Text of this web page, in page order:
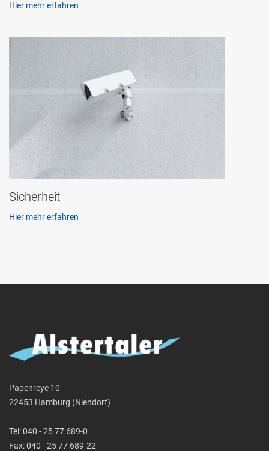
Hier mehr erfahren
Sicherheit
Hier mehr erfahren
Papenreye 10
22453 Hamburg (Niendorf)
Tel:040 - 25 77 689-0
Fax: 040 - 25 77 689-22